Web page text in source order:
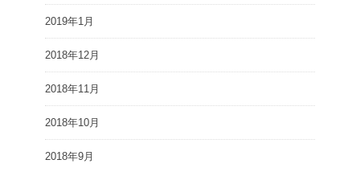
2019年1月
2018年12月
2018年11月
2018年10月
2018年9月